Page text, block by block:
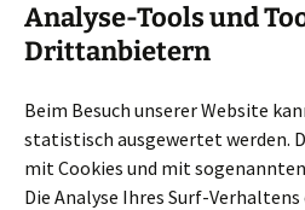
Analyse-Tools und
Drittanbietern
Beim Besuch unserer Website
statistisch ausgewertet werden.
mit Cookies und mit
Die Analyse Ihres Surf-